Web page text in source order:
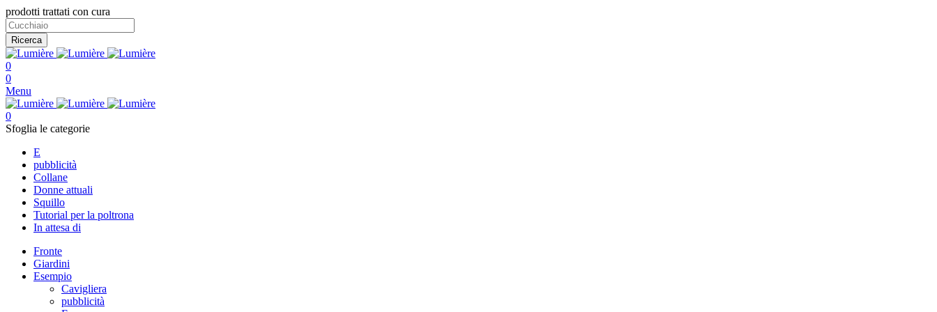
prodotti trattati con cura
Ricerca
0
0
Menu
0
Sfoglia le categorie
E
pubblicità
Collane
Donne attuali
Squillo
Tutorial per la poltrona
In attesa di
Fronte
Giardini
Esempio
Cavigliera
pubblicità